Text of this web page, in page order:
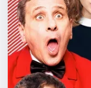
Экскурсии
Спорт
События